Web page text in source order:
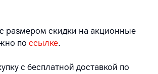
размером скидки на акционные
по ссылке.
с бесплатной доставкой по